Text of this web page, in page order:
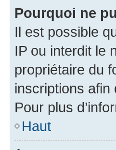
Pourquoi ne
Il est possible
IP ou interdit le
propriétaire du
inscriptions afin
Pour plus
Haut